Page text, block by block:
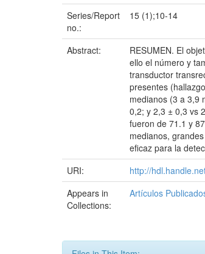
Series/Report
no.:
15 (1);10-14
Abstract:
RESUMEN. El
ello el número y
transductor
presentes
medianos (3 a 3,9
0,2; y 2,3 ± 0,3 vs
fueron de 71.1 y
medianos,
eficaz para la
URI:
http://
Appears in
Collections:
Artículos